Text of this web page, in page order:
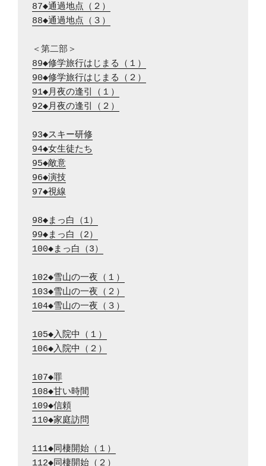
87◆通過地点（２）
88◆通過地点（３）
89◆修学旅行はじまる（１）
90◆修学旅行はじまる（２）
91◆月夜の逢引（１）
92◆月夜の逢引（２）
93◆スキー研修
94◆女生徒たち
95◆敵意
96◆演技
97◆視線
98◆まっ白（1）
99◆まっ白（2）
100◆まっ白（3）
102◆雪山の一夜（１）
103◆雪山の一夜（２）
104◆雪山の一夜（３）
105◆入院中（１）
106◆入院中（２）
107◆罪
108◆甘い時間
109◆信頼
110◆家庭訪問
111◆同棲開始（１）
112◆同棲開始（２）